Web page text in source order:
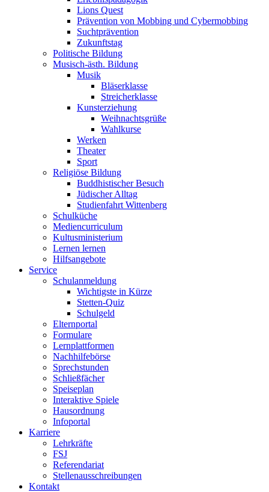
Lions Quest
Prävention von Mobbing und Cybermobbing
Suchtprävention
Zukunftstag
Politische Bildung
Musisch-ästh. Bildung
Musik
Bläserklasse
Streicherklasse
Kunsterziehung
Weihnachtsgrüße
Wahlkurse
Werken
Theater
Sport
Religiöse Bildung
Buddhistischer Besuch
Jüdischer Alltag
Studienfahrt Wittenberg
Schulküche
Mediencurriculum
Kultusministerium
Lernen lernen
Hilfsangebote
Service
Schulanmeldung
Wichtigste in Kürze
Stetten-Quiz
Schulgeld
Elternportal
Formulare
Lernplattformen
Nachhilfebörse
Sprechstunden
Schließfächer
Speiseplan
Interaktive Spiele
Hausordnung
Infoportal
Karriere
Lehrkräfte
FSJ
Referendariat
Stellenausschreibungen
Kontakt